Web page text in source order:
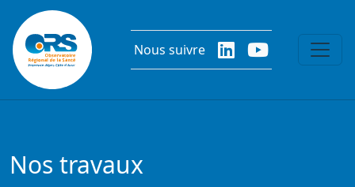
Aller au contenu principal
Nous suivre
Nos travaux